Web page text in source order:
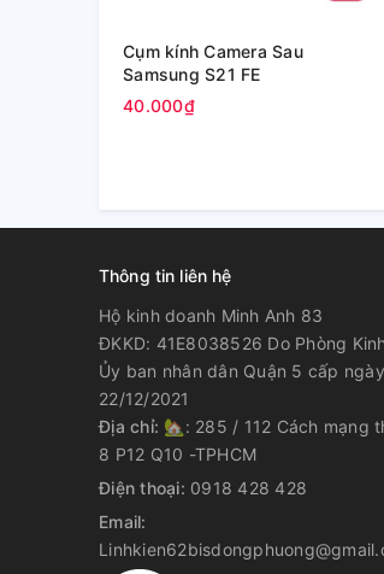
Cụm kính Camera Sau
Samsung S21 FE
40.000₫
Thông tin liên hệ
Hộ kinh doanh Minh Anh 83
ĐKKD: 41E8038526 Do Phòng
Ủy ban nhân dân Quận 5 cấp ngày
22/12/2021
Địa chỉ: 🏡: 285 / 112 Cách mạng
8 P12 Q10 -TPHCM
Điện thoại: 0918 428 428
Email: